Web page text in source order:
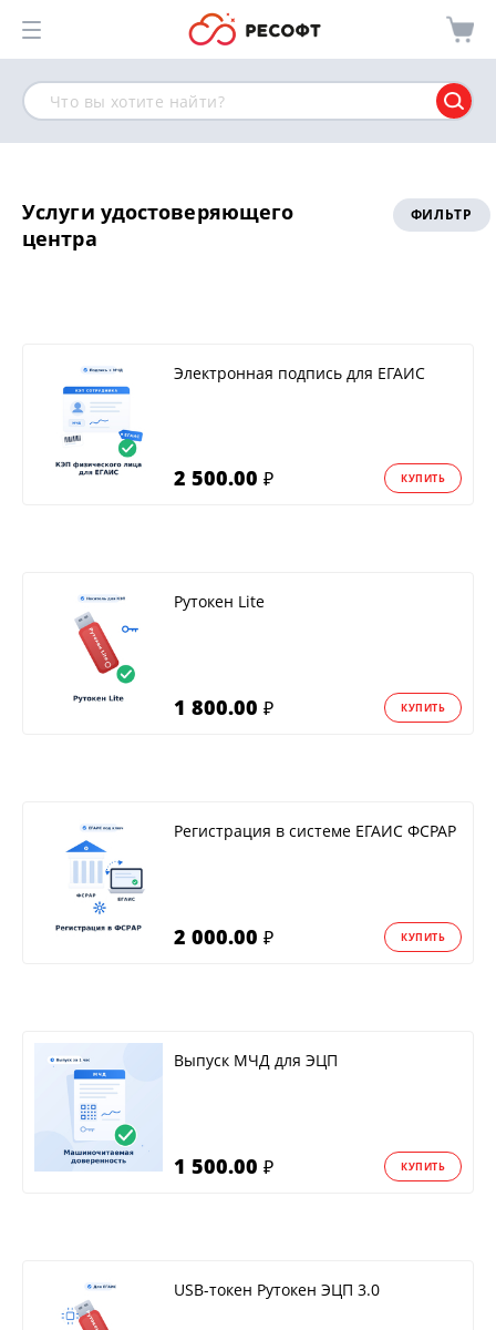
Услуги удостоверяющего
центра
ФИЛЬТР
Электронная подпись для ЕГАИС
2 500.00 ₽ КУПИТЬ
Рутокен Lite
1 800.00 ₽ КУПИТЬ
Регистрация в системе ЕГАИС ФСРАР
2 000.00 ₽ КУПИТЬ
Выпуск МЧД для ЭЦП
1 500.00 ₽ КУПИТЬ
USB-токен Рутокен ЭЦП 3.0